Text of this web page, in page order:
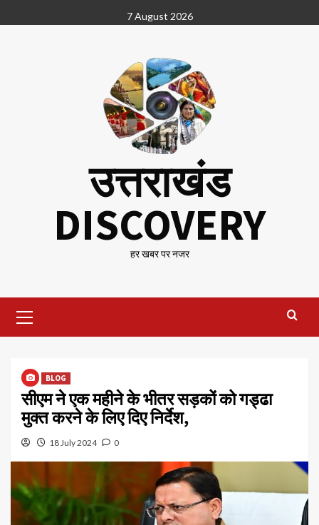
to
7 August 2026
उत्तराखंड
DISCOVERY
हर खबर पर नजर
Menu
BLOG
सीएम ने एक महीने के भीतर सड़कों को गड्ढा
मुक्त करने के लिए दिए निर्देश,
18 July 2024 0